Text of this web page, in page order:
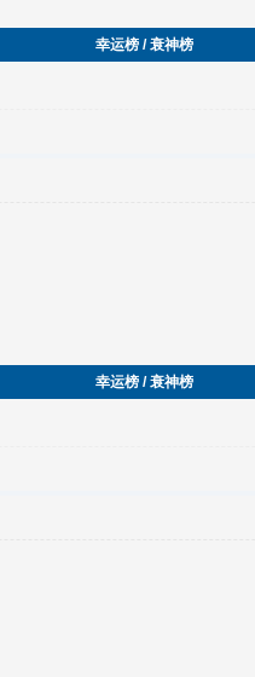
幸运榜 / 衰神榜
幸运榜 / 衰神榜